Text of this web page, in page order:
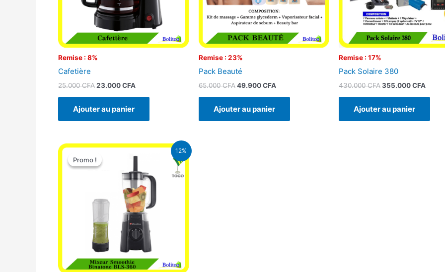
Remise : 8%
Cafetière
25.000CFA23.000CFA
Ajouter au panier
Remise : 23%
Pack Beauté
65.000CFA 49.900CFA
Ajouter au panier
Remise : 17%
Pack Solaire 380
430.000CFA355.000CFA
Ajouter au panier
12%
Promo !
Promo !
Le
initial
25.000 CFA.
Le
prix
est :
22.000 CFA.